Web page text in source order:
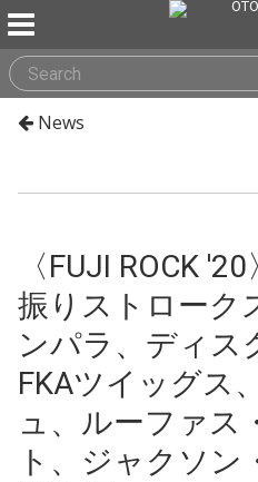
News
〈FUJI ROCK
振りストローク
ンパラ、ディス
FKAツイッグス
ュ、ルーファス
ト、ジャクソ